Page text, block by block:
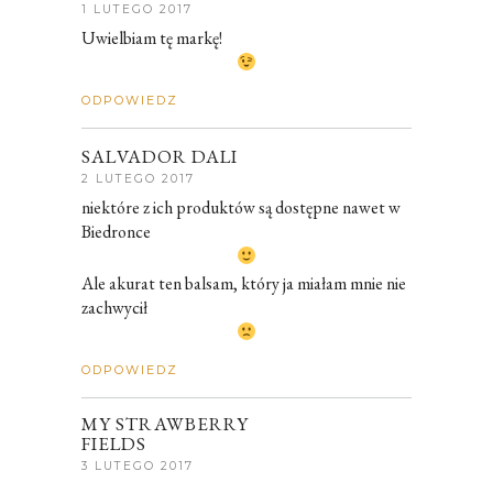
1 LUTEGO 2017
Uwielbiam tę markę!
ODPOWIEDZ
SALVADOR DALI
2 LUTEGO 2017
niektóre z ich produktów są dostępne nawet w
Biedronce
Ale akurat ten balsam, który ja miałam mnie nie
zachwycił
ODPOWIEDZ
MY STRAWBERRY
FIELDS
3 LUTEGO 2017